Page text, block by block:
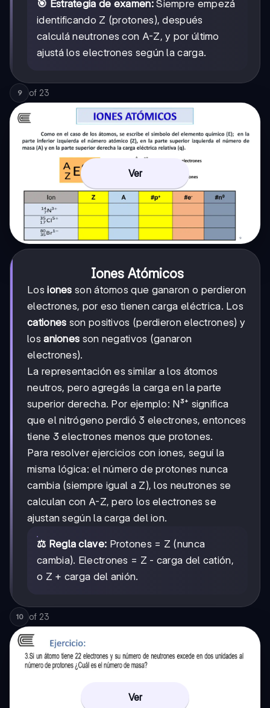
🎯 Estrategia de examen:Siempre empezá
identificando Z (protones), después
calculá neutrones con A-Z, y por último
ajustá los electrones según la carga.
9 of 23
Ver
Iones Atómicos
Losiones son átomos que ganaron o perdieron
electrones, por eso tienen carga eléctrica. Los
cationes son positivos (perdieron electrones) y
losaniones son negativos (ganaron
electrones).
La representación es similar a los átomos
neutros, pero agregás la carga en la parte
superior derecha. Por ejemplo: N³⁺ significa
que el nitrógeno perdió 3 electrones, entonces
tiene 3 electrones menos que protones.
Para resolver ejercicios con iones, seguí la
misma lógica: el número de protones nunca
cambia (siempre igual a Z), los neutrones se
calculan con A-Z, pero los electrones se
ajustan según la carga del ion.
⚖️ Regla clave: Protones = Z (nunca
cambia). Electrones = Z - carga del catión,
o Z + carga del anión.
10 of 23
Ver